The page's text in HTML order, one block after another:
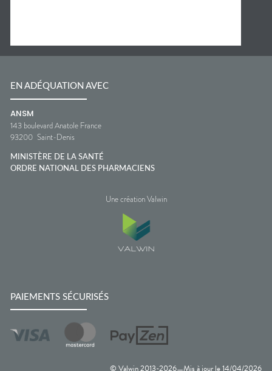
EN ADÉQUATION AVEC
ANSM
143 boulevard Anatole France
93200 Saint-Denis
MINISTÈRE DE LA SANTÉ
ORDRE NATIONAL DES PHARMACIENS
Une création Valwin
PAIEMENTS SÉCURISÉS